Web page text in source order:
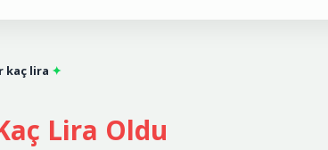
kaç lira
Lira Oldu